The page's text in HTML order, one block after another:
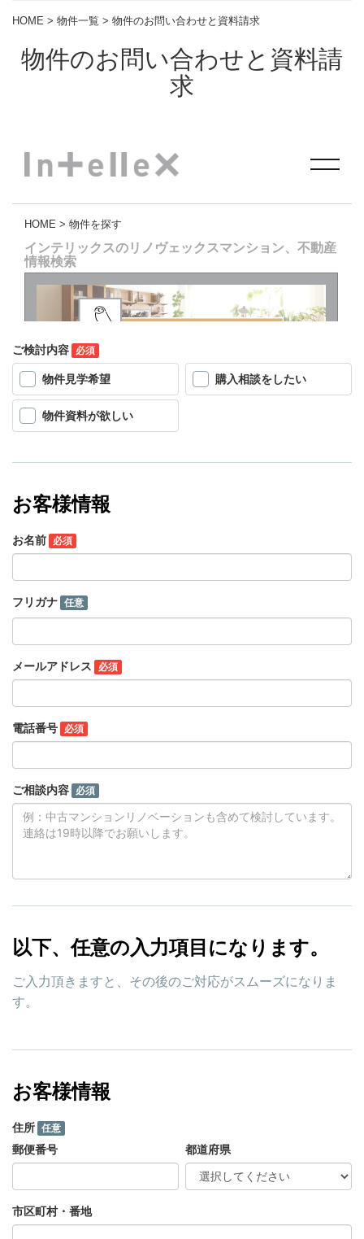
HOME > 物件一覧 > 物件のお問い合わせと資料請求
物件のお問い合わせと資料請
求
ご検討内容 必須
物件見学希望 購入相談をしたい
物件資料が欲しい
お客様情報
お名前 必須
フリガナ 任意
メールアドレス 必須
電話番号 必須
ご相談内容 必須
以下、任意の入力項目になります。
ご入力頂きますと、その後のご対応がスムーズになりま
す。
お客様情報
住所 任意
郵便番号 都道府県
市区町村・番地